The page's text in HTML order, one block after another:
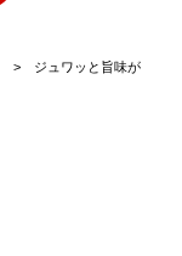
ジュワッと旨味が